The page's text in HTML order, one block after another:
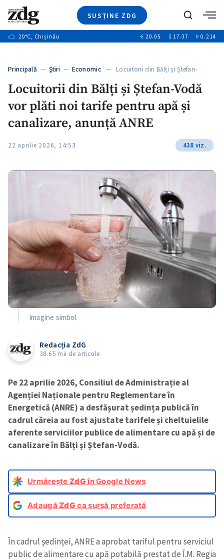
SUSȚINE ZDG
Ştiri
+6
Video
Special
+1
+2
Caută
20°C, Chișinău € 20.05 $ 17.37 ₽ 0.214
Principală — Ştiri — Economic— Locuitorii din Bălți și Ștefan-
Locuitorii din Bălți și Ștefan-Vodă
vor plăti noi tarife pentru apă și
canalizare, anunță ANRE
22 aprilie 2026, 14:53 438 viz.
Imagine simbol
Redacția ZdG
38.65 mii de articole
Pe 22 aprilie 2026, Consiliul de Administrație al
Agenției Naționale pentru Reglementare în
Energetică (ANRE) a desfășurat ședința publică în
cadrul căreia au fost ajustate tarifele și cheltuielile
aferente serviciilor publice de alimentare cu apă și de
canalizare în Bălți și Ștefan-Vodă.
Urmărește ZdGîn Google News
AdaugăZdG ca sursă preferată
În cadrul ședinței, ANRE a aprobat tariful pentru serviciul
public de alimentare cu apă potabilă prestat de Î.M. Regia